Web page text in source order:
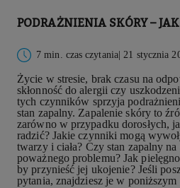
PODRAŻNIENIA SKÓRY –
7 min. czas czytania | 21 stycznia
Życie w stresie, brak czasu na
skłonność do alergii czy
tych czynników sprzyja
stan zapalny. Zapalenie skóry to
zarówno w przypadku dorosłych,
radzić? Jakie czynniki mogą
twarzy i ciała? Czy stan zapalny
poważnego problemu? Jak
by przynieść jej ukojenie? Jeśli
pytania, znajdziesz je w poniższym